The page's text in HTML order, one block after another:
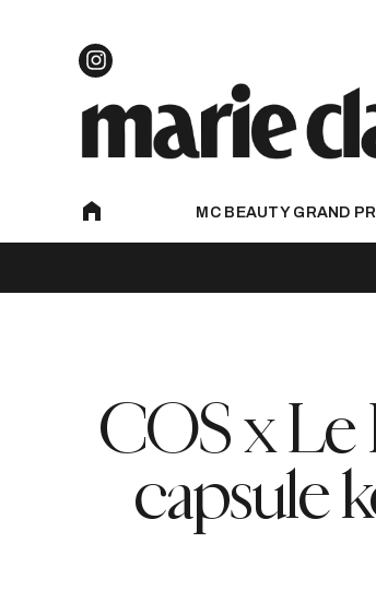
MC BEAUTY GRAND
COS x
capsule